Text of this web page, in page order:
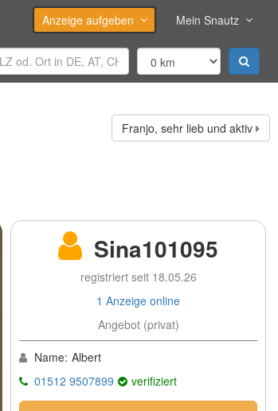
Anzeige aufgeben Mein Snautz
Franjo, sehr lieb und aktiv
Sina101095
registriert seit 18.05.26
1 Anzeige online
Angebot (privat)
Name: Albert
01512 9507899
verifiziert